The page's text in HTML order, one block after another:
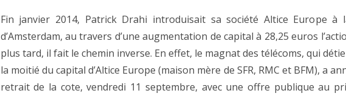
Fin janvier 2014, Patrick Drahi introduisait sa société Altice Europe à
d’Amsterdam, au travers d’une augmentation de capital à 28,25 euros
plus tard, il fait le chemin inverse. En effet, le magnat des télécoms, qui
la moitié du capital d’Altice Europe (maison mère de SFR, RMC et BFM), a
retrait de la cote, vendredi 11 septembre, avec une offre publique au